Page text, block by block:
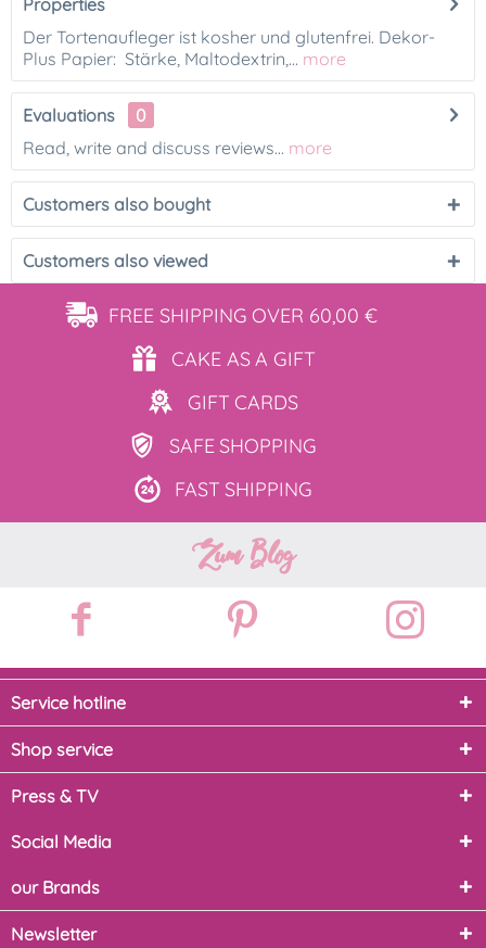
Properties
Der Tortenaufleger ist kosher und glutenfrei. Dekor-
Plus Papier: Stärke, Maltodextrin,... more
Evaluations
0
Read, write and discuss reviews... more
Customers also bought
Customers also viewed
FREE SHIPPING OVER 60,00 €
CAKE ASA GIFT
GIFT CARDS
SAFE SHOPPING
FAST SHIPPING
Zum Blog
Service hotline
Shop service
Press & TV
Social Media
our Brands
Newsletter